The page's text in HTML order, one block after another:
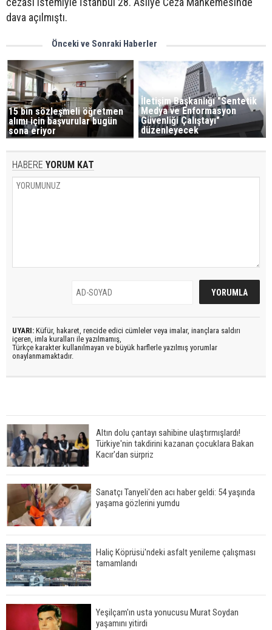
dava açılmıştı.
Önceki ve Sonraki Haberler
15 bin sözleşmeli öğretmen
alımı için başvurular bugün
sona eriyor
İletişim Başkanlığı "Sentetik
Medya ve Enformasyon
Güvenliği Çalıştayı"
düzenleyecek
HABERE YORUM KAT
UYARI: Küfür, hakaret, rencide edici cümleler veya imalar, inançlara saldırı
içeren, imla kuralları ile yazılmamış,
Türkçe karakter kullanılmayan ve büyük harflerle yazılmış yorumlar
onaylanmamaktadır.
Altın dolu çantayı sahibine ulaştırmışlardı!
Türkiye'nin takdirini kazanan çocuklara Bakan
Kacır'dan sürpriz
Sanatçı Tanyeli'den acı haber geldi: 54 yaşında
yaşama gözlerini yumdu
Haliç Köprüsü'ndeki asfalt yenileme çalışması
tamamlandı
Yeşilçam'ın usta yonucusu Murat Soydan
yaşamını yitirdi